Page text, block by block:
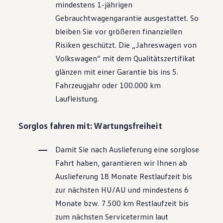
Motorenöl und Flüssigkeiten
Räder und Reifen
Pannen- und Unfallhilfe
Economy Service
Volkswagen Teile
Modellspezifisches Zubehör
Schutz und Pflege
Entertainment und Elektronik
Individualisieren
Wallbox und Ladekabel
Dienste für Ihr Modell finden
Volkswagen Apps, Login und Shop
Updates für Software, Karten und Radio
Über Ihr Auto
Vorgängermodelle
Kundeninformationen
Volkswagen Kundenbetreuung
Warn- und Kontrollleuchten
Assistenzsysteme
Digitale Betriebsanleitung
mindestens 1-jährigen
Gebrauchtwagengarantie ausgestattet. So
bleiben Sie vor größeren finanziellen
Risiken geschützt. Die „Jahreswagen von
Volkswagen“ mit dem Qualitätszertifikat
glänzen mit einer Garantie bis ins 5.
Fahrzeugjahr oder 100.000 km
Laufleistung.
Sorglos fahren mit: Wartungsfreiheit
Damit Sie nach Auslieferung eine sorglose
Fahrt haben, garantieren wir Ihnen ab
Auslieferung 18 Monate Restlaufzeit bis
zur nächsten HU/AU und mindestens 6
Monate bzw. 7.500 km Restlaufzeit bis
zum nächsten Servicetermin laut